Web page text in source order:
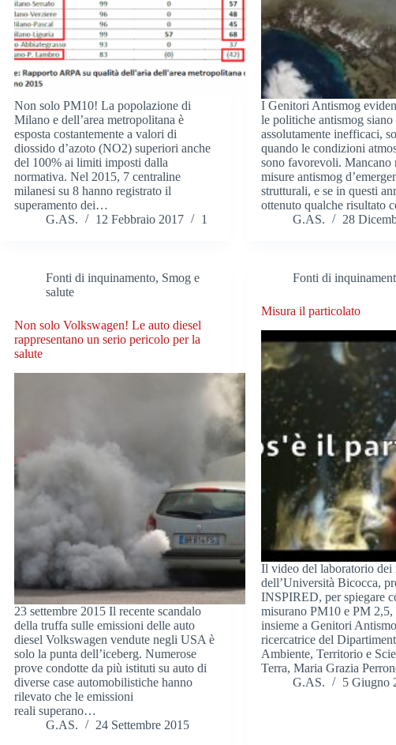
Non solo PM10! La popolazione di
Milano e dell’area metropolitana è
esposta costantemente a valori di
diossido d’azoto (NO2) superiori anche
del 100% ai limiti imposti dalla
normativa. Nel 2015, 7 centraline
milanesi su 8 hanno registrato il
superamento dei…
G.AS.
12 Febbraio 2017 1
I Genitori Antismog
le politiche antismog siano
assolutamente inefficaci,
quando le condizioni
sono favorevoli. Mancano
misure antismog
strutturali, e se in questi
ottenuto qualche risultato
G.AS.
28
Fonti di inquinamento, Smog e
salute
Non solo Volkswagen! Le auto diesel
rappresentano un serio pericolo per la
salute
23 settembre 2015 Il recente scandalo
della truffa sulle emissioni delle auto
diesel Volkswagen vendute negli USA è
solo la punta dell’iceberg. Numerose
prove condotte da più istituti su auto di
diverse case automobilistiche hanno
rilevato che le emissioni
reali superano…
G.AS.
24 Settembre 2015
Fonti di
Misura il particolato
Il video del laboratorio dei
dell’Università Bicocca,
INSPIRED, per spiegare
misurano PM10 e PM 2,5,
insieme a Genitori
ricercatrice del
Ambiente, Territorio e
Terra, Maria Grazia
G.AS.
5 Giugno